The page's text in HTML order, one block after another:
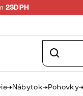
23DPH
Nábytok Pohovky